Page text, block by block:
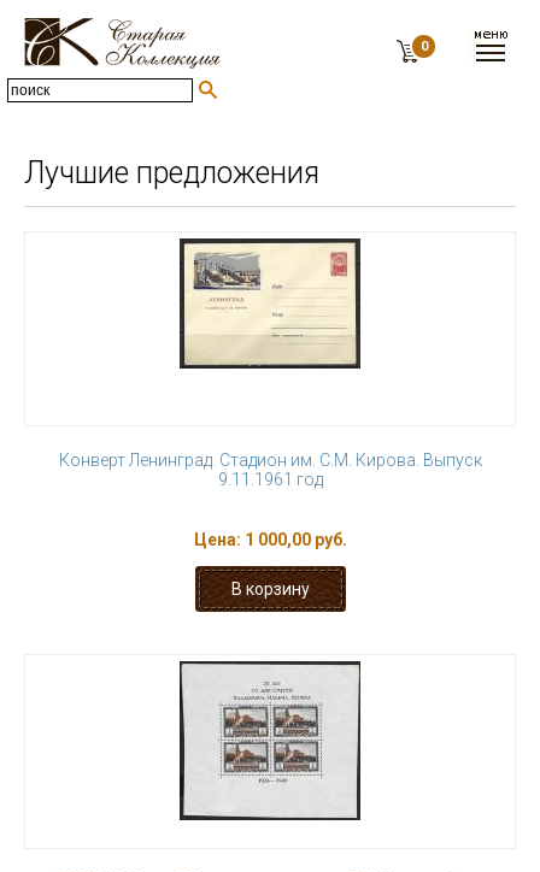
0
Лучшие предложения
Конверт Ленинград. Стадион им. С.М. Кирова. Выпуск
9.11.1961 год
Цена: 1 000,00 руб.